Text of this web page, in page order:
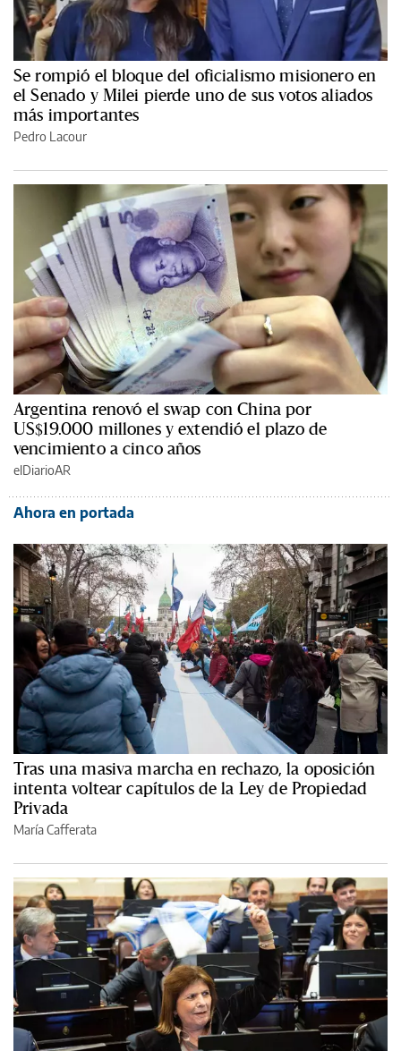
Se rompió el bloque del oficialismo misionero en
el Senado y Milei pierde uno de sus votos aliados
más importantes
Pedro Lacour
Argentina renovó el swap con China por
US$19.000 millones y extendió el plazo de
vencimiento a cinco años
elDiarioAR
Ahora en portada
Tras una masiva marcha en rechazo, la oposición
intenta voltear capítulos de la Ley de Propiedad
Privada
María Cafferata